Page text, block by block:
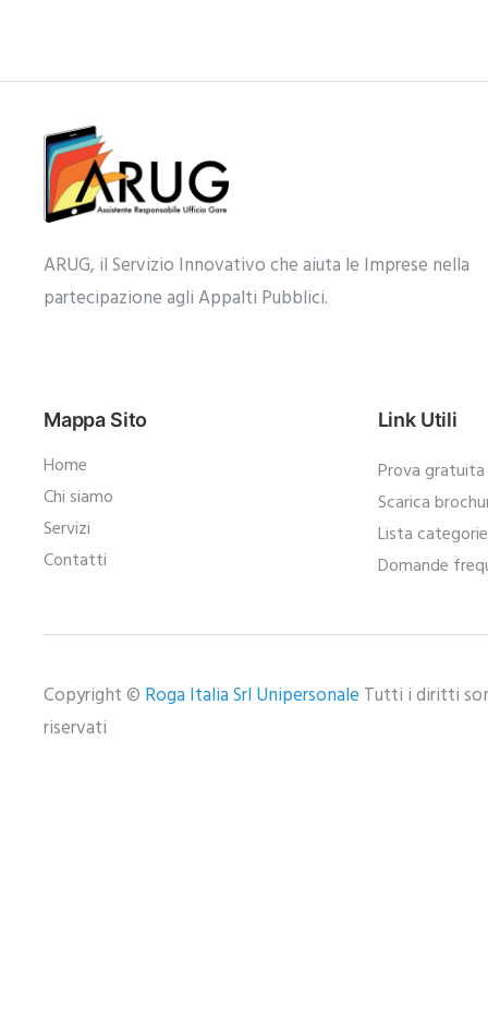
ARUG, il Servizio Innovativo che aiuta le Imprese nella
partecipazione agli Appalti Pubblici.​
Mappa Sito
Home
Chi siamo
Servizi
Contatti
Link Utili
Prova gratuita
Scarica
Lista
Domande
Copyright © Roga Italia Srl Unipersonale Tutti i diritti
riservati